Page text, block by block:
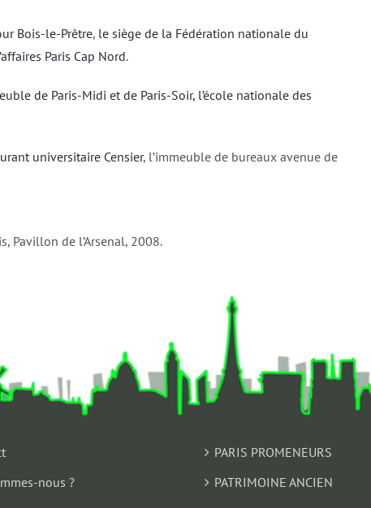
Bois-le-Prêtre, le siège de la Fédération nationale du
Paris Cap Nord.
de Paris-Midi et de Paris-Soir, l’école nationale des
universitaire Censier, l’immeuble de bureaux avenue de
Pavillon de l’Arsenal, 2008.
nous ?
PARIS PROMENEURS
PATRIMOINE ANCIEN